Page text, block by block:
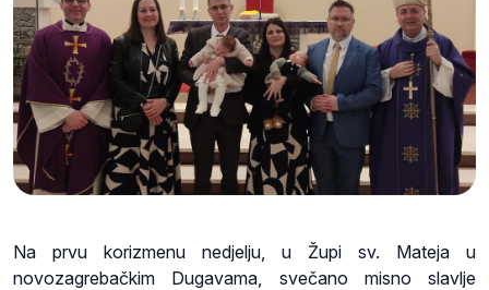
Na prvu korizmenu nedjelju, u Župi sv. Mateja u
novozagrebačkim Dugavama, svečano misno slavlje